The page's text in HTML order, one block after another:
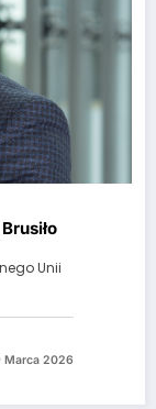
Unii
Marca 2026